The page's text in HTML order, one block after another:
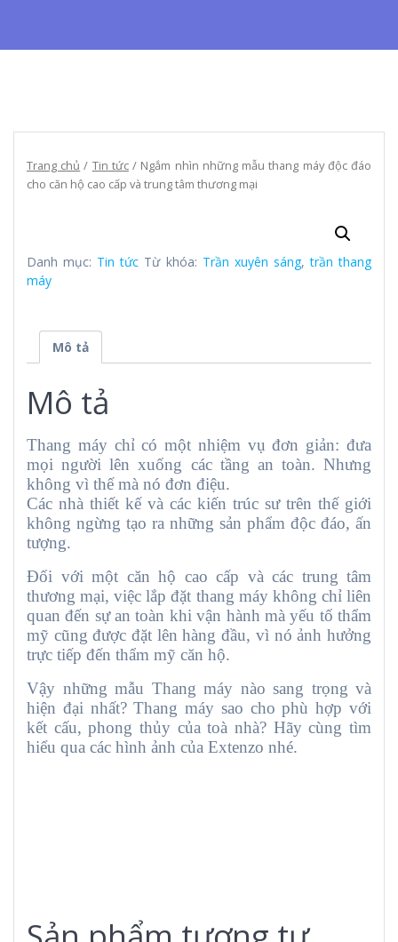
Trang chủ / Tin tức/ Ngắm nhìn những mẫu thang máy độc đáo
cho căn hộ cao cấp và trung tâm thương mại
Danh mục: Tin tức Từ khóa: Trần xuyên sáng,trần thang
máy
Mô tả
Mô tả
Thang máy chỉ có một nhiệm vụ đơn giản: đưa
mọi người lên xuống các tầng an toàn. Nhưng
không vì thế mà nó đơn điệu.
Các nhà thiết kế và các kiến trúc sư trên thế giới
không ngừng tạo ra những sản phẩm độc đáo, ấn
tượng.
Đối với một căn hộ cao cấp và các trung tâm
thương mại, việc lắp đặt thang máy không chỉ liên
quan đến sự an toàn khi vận hành mà yếu tố thẩm
mỹ cũng được đặt lên hàng đầu, vì nó ảnh hưởng
trực tiếp đến thẩm mỹ căn hộ.
Vậy những mẫu Thang máy nào sang trọng và
hiện đại nhất? Thang máy sao cho phù hợp với
kết cấu, phong thủy của toà nhà? Hãy cùng tìm
hiểu qua các hình ảnh của Extenzo nhé.